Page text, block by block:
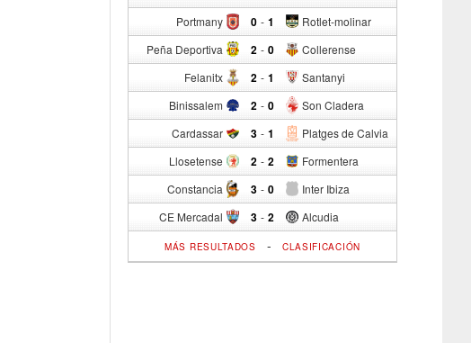
Portmany 0 - Rotlet-molinar
1
Peña Deportiva 2 - Collerense
0
Felanitx 2 - Santanyi
1
Binissalem 2 - Son Cladera
0
Cardassar 3 - Platges de Calvia
1
Llosetense 2 - Formentera
2
Constancia 3 - Inter Ibiza
0
CE Mercadal 3 - Alcudia
2
MÁS RESULTADOS - CLASIFICACIÓN